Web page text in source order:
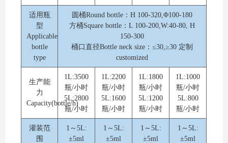
适用瓶
型
Applicable
bottle
type
圆桶Round bottle：H 100-320,Φ100-180
方桶Square bottle：L 100-200,W:40-80, H
150-300
桶口直径Bottle neck size：≤30,≥30 定制
customized
生产能
力
Capacity(bottle/h)
1L:3500
瓶/小时
5L:2800
瓶/小时
1L:2200
瓶/小时
5L:1600
瓶/小时
1L:1800
瓶/小时
5L:1200
瓶/小时
1L:1000
瓶/小时
5L:800
瓶/小时
灌装范
围
1～5L:
±5ml
1～5L:
±5ml
1～5L:
±5ml
1～5L:
±5ml